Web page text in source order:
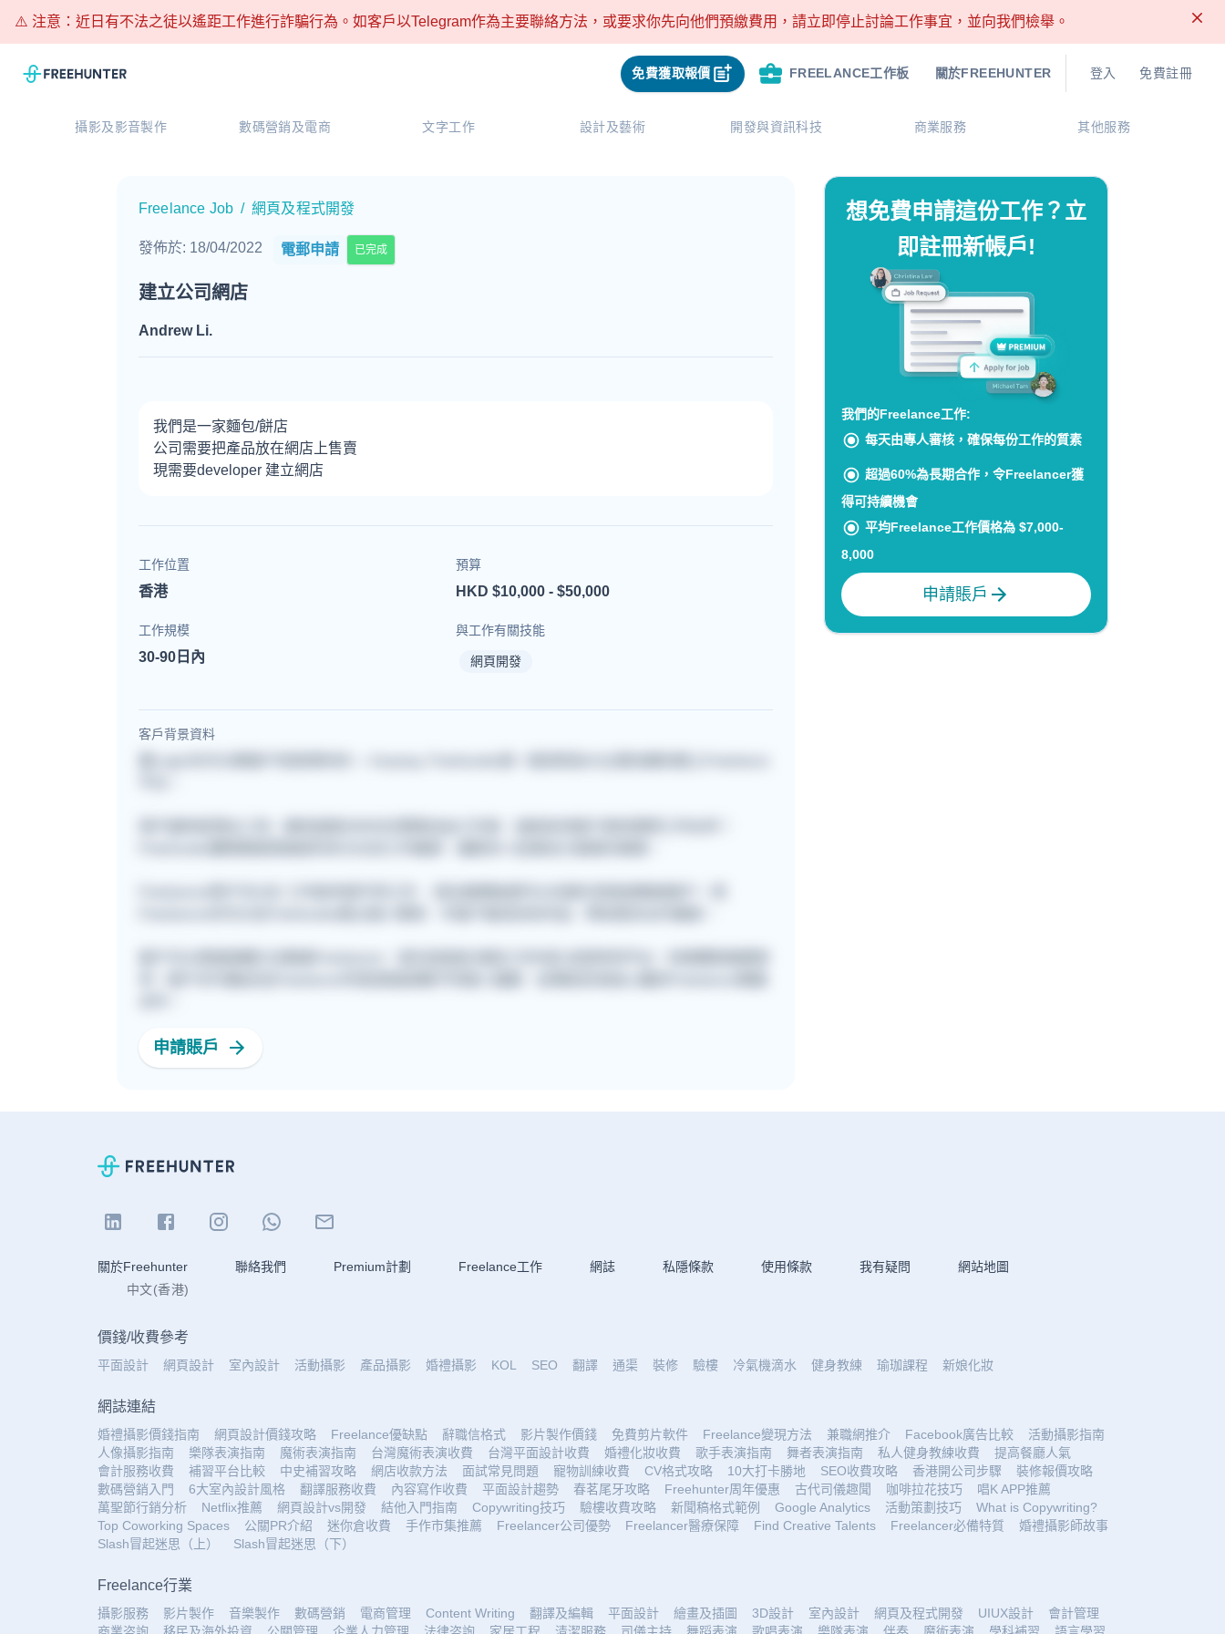
⚠️ 注意：近日有不法之徒以遙距工作進行詐騙行為。如客戶以Telegram作為主要聯絡方法，或要求你先向他們預繳費用，請立即停止討論工作事宜，並向我們檢舉。
免費獲取報價 FREELANCE工作板 關於FREEHUNTER 登入 免費註冊
攝影及影音製作 數碼營銷及電商 文字工作 設計及藝術 開發與資訊科技 商業服務 其他服務
Freelance Job / 網頁及程式開發
發佈於: 18/04/2022 電郵申請 已完成
建立公司網店
Andrew Li.
我們是一家麵包/餅店
公司需要把產品放在網店上售賣
現需要developer 建立網店
工作位置
香港
工作規模
30-90日內
預算
HKD $10,000 - $50,000
與工作有關技能
網頁開發
客戶背景資料
申請賬戶
想免費申請這份工作？立
即註冊新帳戶!
我們的Freelance工作:
每天由專人審核，確保每份工作的質素
超過60%為長期合作，令Freelancer獲
得可持續機會
平均Freelance工作價格為 $7,000-
8,000
申請賬戶
關於Freehunter 聯絡我們 Premium計劃 Freelance工作 網誌 私隱條款 使用條款 我有疑問
網站地圖
中文(香港)
價錢/收費參考
平面設計 網頁設計 室內設計 活動攝影 產品攝影 婚禮攝影 KOL SEO 翻譯 通渠 裝修 驗樓 冷氣機滴水 健身教練 瑜珈課程 新娘化妝
網誌連結
婚禮攝影價錢指南 網頁設計價錢攻略 Freelance優缺點 辭職信格式 影片製作價錢 免費剪片軟件 Freelance變現方法 兼職網推介 Facebook廣告比較
活動攝影指南
人像攝影指南
樂隊表演指南 魔術表演指南 台灣魔術表演收費 台灣平面設計收費 婚禮化妝收費 歌手表演指南 舞者表演指南 私人健身教練收費
提高餐廳人氣
會計服務收費
補習平台比較 中史補習攻略 網店收款方法 面試常見問題 寵物訓練收費 CV格式攻略 10大打卡勝地 SEO收費攻略 香港開公司步驟
裝修報價攻略
數碼營銷入門
6大室內設計風格 翻譯服務收費 內容寫作收費 平面設計趨勢 春茗尾牙攻略 Freehunter周年優惠 古代司儀趣聞 咖啡拉花技巧
唱K APP推薦
萬聖節行銷分析
Netflix推薦 網頁設計vs開發 結他入門指南 Copywriting技巧 驗樓收費攻略 新聞稿格式範例 Google Analytics 活動策劃技巧
What is Copywriting?
Top Coworking Spaces
公關PR介紹 迷你倉收費 手作市集推薦 Freelancer公司優勢 Freelancer醫療保障 Find Creative Talents Freelancer必備特質
婚禮攝影師故事
Slash冒起迷思（上）
Slash冒起迷思（下）
Freelance行業
攝影服務 影片製作 音樂製作 數碼營銷 電商管理 Content Writing 翻譯及編輯 平面設計 繪畫及插圖 3D設計 室內設計 網頁及程式開發 UIUX設計
會計管理